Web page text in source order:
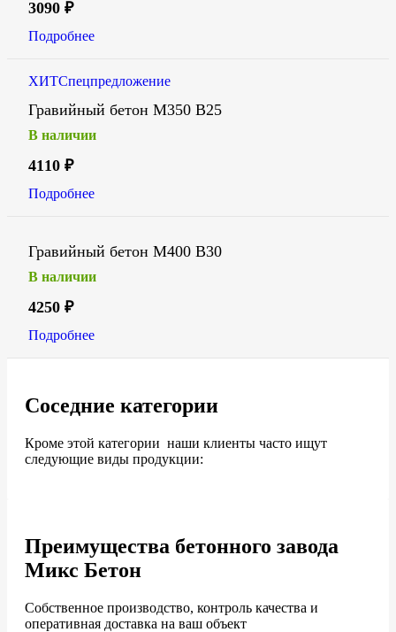
3090 ₽
Подробнее
ХИТСпецпредложение
Гравийный бетон М350 В25
В наличии
4110 ₽
Подробнее
Гравийный бетон М400 В30
В наличии
4250 ₽
Подробнее
Соседние категории
Кроме этой категории наши клиенты часто ищут
следующие виды продукции:
Преимущества бетонного завода
Микс Бетон
Собственное производство, контроль качества и
оперативная доставка на ваш объект